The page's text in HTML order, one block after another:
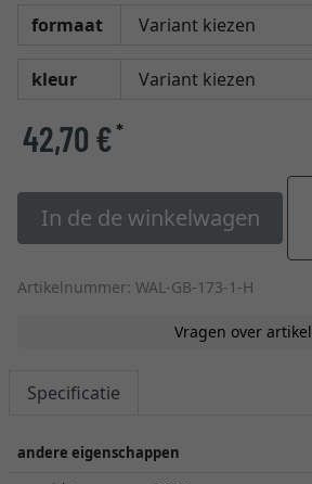
formaat
kleur
42,70 €*
In de de winkelwagen
Artikelnummer: WAL-GB-173-1-H
Vragen over artikel
Specificatie
andere eigenschappen